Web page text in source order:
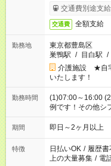
日収例：1万2240
交通費別途支
交通費 全額支給
勤務地
東京都豊島区
巣鴨駅 / 目白駅 /
介護施設 ★自
いたします！
勤務時間
(1)07:00～16:00
例です！その他シ
期間 即日～2ヶ月以上
特徴 日払いOK / 履歴書
上の大量募集 / 電